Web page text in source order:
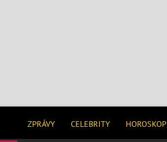
ZPRÁVY CELEBRITY HOROSKOP